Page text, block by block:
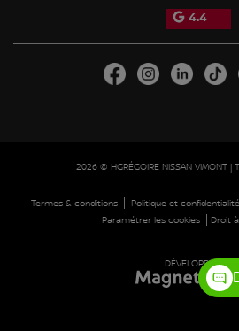
4.4
2026 © HGRÉGOIRE NISSAN VIMONT|
Termes & conditions| Politique et confidentialité
Paramétrer les cookies| Droit
DÉVELOPPÉ PAR